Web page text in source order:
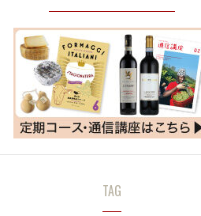
TAG